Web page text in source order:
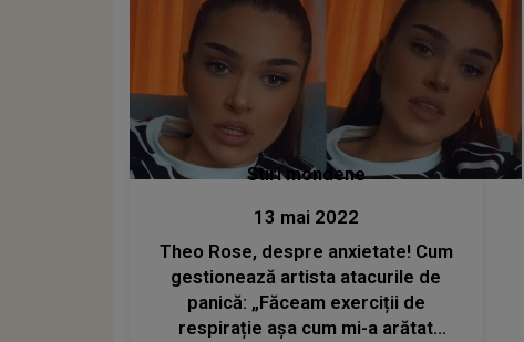
Stiri mondene
13 mai 2022
Theo Rose, despre anxietate! Cum
gestionează artista atacurile de
panică: „Făceam exerciții de
respirație așa cum mi-a arătat